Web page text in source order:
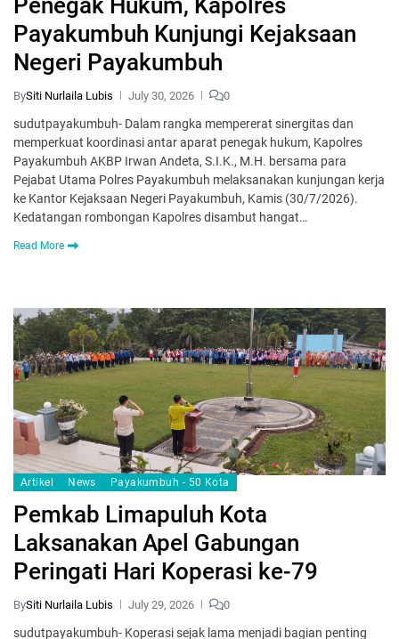
Payakumbuh Kunjungi Kejaksaan
Negeri Payakumbuh
BySiti Nurlaila Lubis July 30, 2026 0
sudutpayakumbuh- Dalam rangka mempererat sinergitas dan
memperkuat koordinasi antar aparat penegak hukum, Kapolres
Payakumbuh AKBP Irwan Andeta, S.I.K., M.H. bersama para
Pejabat Utama Polres Payakumbuh melaksanakan kunjungan kerja
ke Kantor Kejaksaan Negeri Payakumbuh, Kamis (30/7/2026).
Kedatangan rombongan Kapolres disambut hangat…
Read More
Artikel News Payakumbuh - 50 Kota
Pemkab Limapuluh Kota
Laksanakan Apel Gabungan
Peringati Hari Koperasi ke-79
BySiti Nurlaila Lubis July 29, 2026 0
sudutpayakumbuh- Koperasi sejak lama menjadi bagian penting